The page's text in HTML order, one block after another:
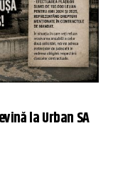
la Urban SA